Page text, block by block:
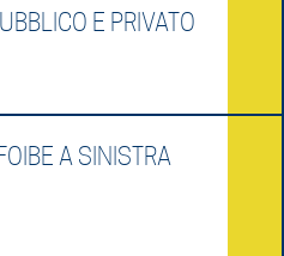
E PRIVATO
A SINISTRA